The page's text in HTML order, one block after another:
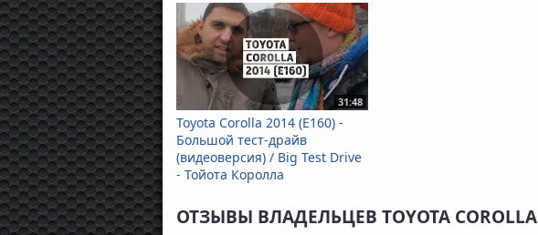
31:48
Toyota Corolla 2014 (E160) -
Большой тест-драйв
(видеоверсия) / Big Test Drive
- Тойота Королла
ОТЗЫВЫ ВЛАДЕЛЬЦЕВ TOYOTA COROLLA